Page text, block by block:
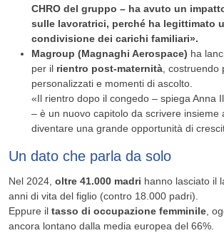
CHRO del gruppo – ha avuto un
sulle lavoratrici, perché ha legittimato
condivisione dei carichi familiari».
Magroup (Magnaghi Aerospace) ha
per il rientro post-maternità, costruendo
personalizzati e momenti di ascolto.
«Il rientro dopo il congedo – spiega Anna
– è un nuovo capitolo da scrivere insieme
diventare una grande opportunità di
Un dato che parla da solo
Nel 2024, oltre 41.000 madri hanno lasciato il
anni di vita del figlio (contro 18.000 padri).
Eppure il tasso di occupazione femminile,
ancora lontano dalla media europea del 66%.